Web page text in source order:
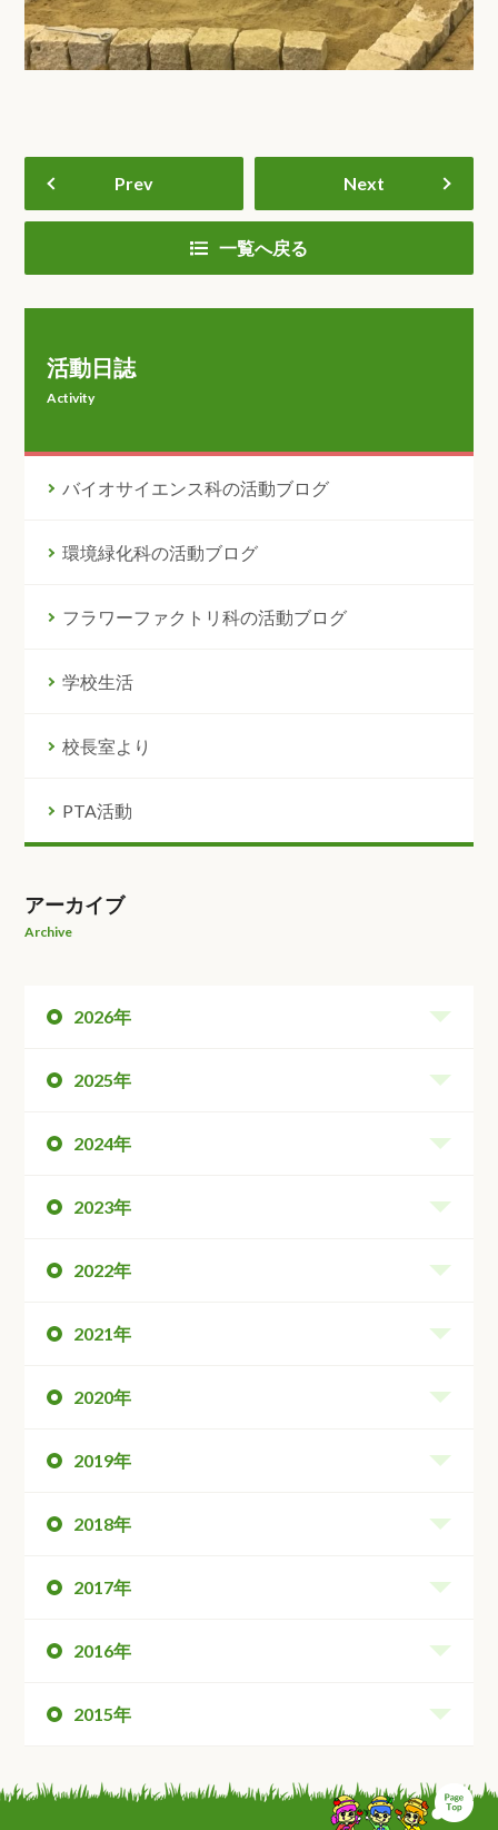
Prev Next
一覧へ戻る
活動日誌
Activity
バイオサイエンス科の活動ブログ
環境緑化科の活動ブログ
フラワーファクトリ科の活動ブログ
学校生活
校長室より
PTA活動
アーカイブ
Archive
2026年
2025年
2024年
2023年
2022年
2021年
2020年
2019年
2018年
2017年
2016年
2015年
ペ